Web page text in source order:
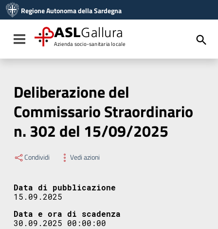
Vai al menu di navigazione
Vai al footer
Regione Autonoma della Sardegna
Toggle navigation
ASLGallura
Azienda socio-sanitaria locale
Deliberazione del
Commissario Straordinario
n. 302 del 15/09/2025
Condividi Vedi azioni
Data di pubblicazione
15.09.2025
Data e ora di scadenza
30.09.2025 00:00:00